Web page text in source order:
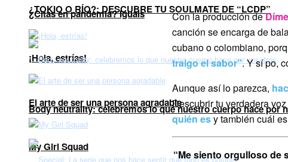
¿Citas en pandemia? Iguals
¡Hola, estrías!
El arte de ser una persona agradable
My Girl Squad
¿TOKIO O RÍO?: DESCUBRE TU SOULMATE DE “LCDP”
Body neutrality: celebremos lo que nuestro cuerpo hace por
Con la producción de
canción se encarga de
cubano o colombiano,
traigo el sabor”. Y sí po,
Aunque así lo parezca,
Descubrir tu verdadera
quién esy también cuál
“Me siento orgulloso de